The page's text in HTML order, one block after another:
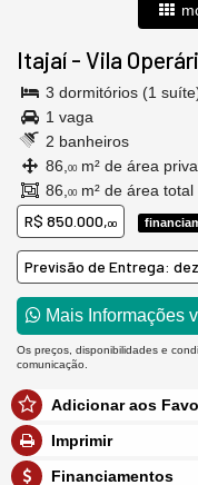
Itajaí - Vila
3 dormitórios (1
1 vaga
2 banheiros
86, 00 m² de área
86, 00 m² de área total
R$ 850.000,00
Previsão de Entrega:
Mais Informações
Os preços, disponibilidades e
comunicação.
Adicionar aos
Imprimir
Financiamentos